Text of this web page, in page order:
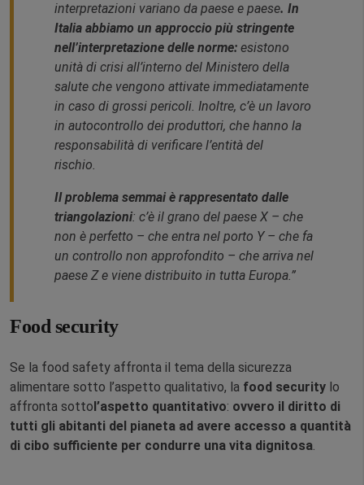
interpretazioni variano da paese e paese. In
Italia abbiamo un approccio più stringente
nell’interpretazione delle norme: esistono
unità di crisi all’interno del Ministero della
salute che vengono attivate immediatamente
in caso di grossi pericoli. Inoltre, c’è un lavoro
in autocontrollo dei produttori, che hanno la
responsabilità di verificare l’entità del
rischio.
Il problema semmai è rappresentato dalle
triangolazioni: c’è il grano del paese X – che
non è perfetto – che entra nel porto Y – che fa
un controllo non approfondito – che arriva nel
paese Z e viene distribuito in tutta Europa.”
Food security
Se la food safety affronta il tema della sicurezza
alimentare sotto l’aspetto qualitativo, la food security lo
affronta sotto l’aspetto quantitativo: ovvero il diritto di
tutti gli abitanti del pianeta ad avere accesso a quantità
di cibo sufficiente per condurre una vita dignitosa.